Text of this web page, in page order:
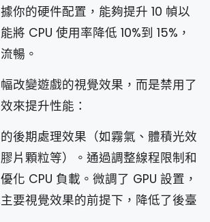
你的硬件配置，能夠提升 10 幀以
將 CPU 使用率降低 10%到 15%，
暢。
改變遊戲的視覺效果，而是禁用了
來提升性能：
後期處理效果（如霧氣、體積光效
片顆粒等）。通過調整線程限制和
化 CPU 負載。微調了 GPU 設置，
要視覺效果的前提下，降低了後臺